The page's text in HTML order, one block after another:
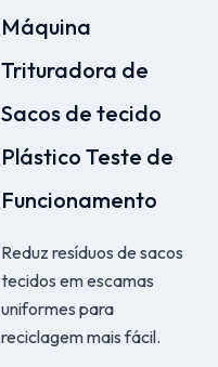
Máquina
Trituradora de
Sacos de tecido
Plástico Teste de
Funcionamento
Reduz resíduos de sacos
tecidos em escamas
uniformes para
reciclagem mais fácil.